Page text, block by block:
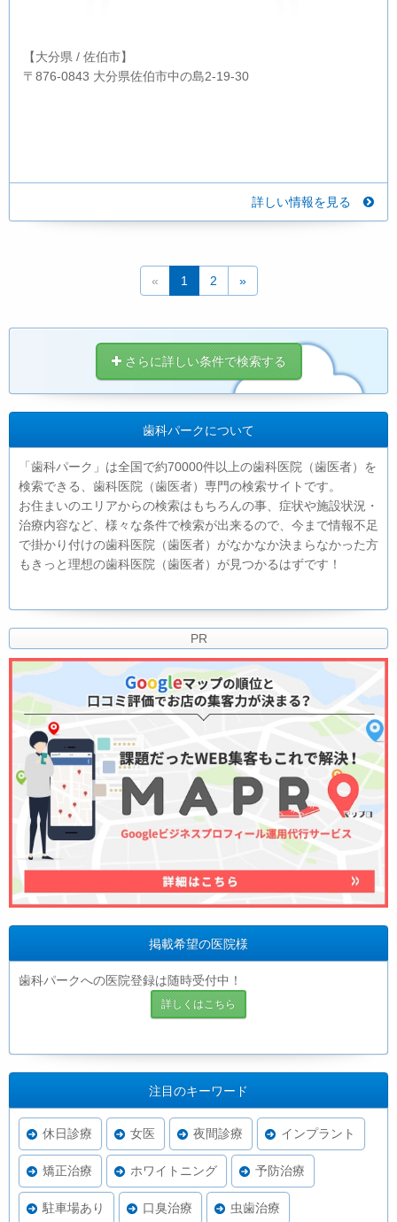
【大分県 / 佐伯市】
〒876-0843 大分県佐伯市中の島2-19-30
詳しい情報を見る
« 1 2 »
さらに詳しい条件で検索する
歯科パークについて
「歯科パーク」は全国で約70000件以上の歯科医院（歯医者）を
検索できる、歯科医院（歯医者）専門の検索サイトです。
お住まいのエリアからの検索はもちろんの事、症状や施設状況・
治療内容など、様々な条件で検索が出来るので、今まで情報不足
で掛かり付けの歯科医院（歯医者）がなかなか決まらなかった方
もきっと理想の歯科医院（歯医者）が見つかるはずです！
PR
掲載希望の医院様
歯科パークへの医院登録は随時受付中！
詳しくはこちら
注目のキーワード
休日診療 女医 夜間診療 インプラント
矯正治療 ホワイトニング 予防治療
駐車場あり 口臭治療 虫歯治療